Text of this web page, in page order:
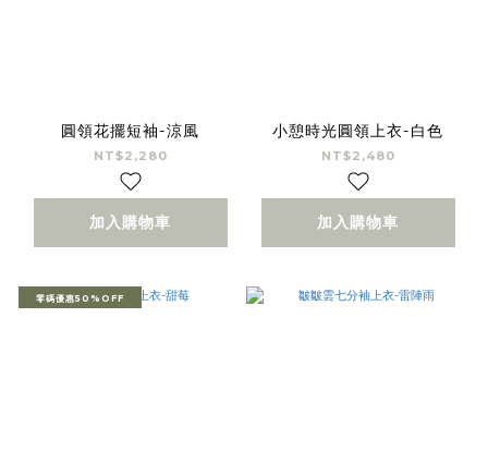
圓領花擺短袖-涼風
NT$2,280
加入購物車
小憩時光圓領上衣-白色
NT$2,480
加入購物車
零碼優惠50%OFF